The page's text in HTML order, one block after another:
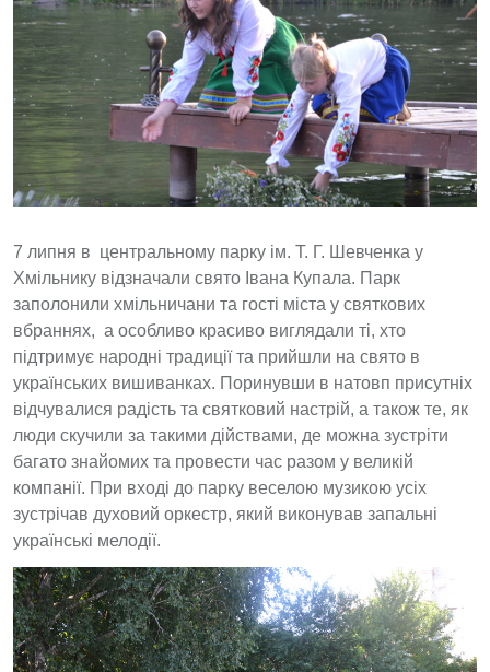
7 липня в центральному парку ім. Т. Г. Шевченка у
Хмільнику відзначали свято Івана Купала. Парк
заполонили хмільничани та гості міста у святкових
вбраннях, а особливо красиво виглядали ті, хто
підтримує народні традиції та прийшли на свято в
українських вишиванках. Поринувши в натовп присутніх
відчувалися радість та святковий настрій, а також те, як
люди скучили за такими дійствами, де можна зустріти
багато знайомих та провести час разом у великій
компанії. При вході до парку веселою музикою усіх
зустрічав духовий оркестр, який виконував запальні
українські мелодії.